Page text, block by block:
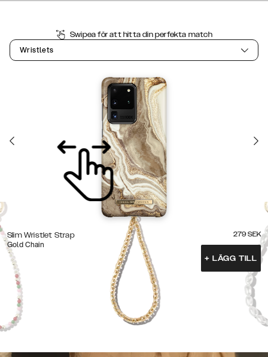
Swipea för att hitta din perfekta match
Wristlets
Slim Wristlet Strap
Gold Chain
279 SEK
+ LÄGG TILL